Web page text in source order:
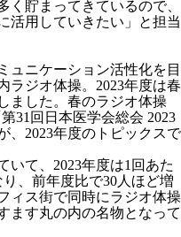
く貯まってきているので、
活用していきたい」と担当
ュニケーション活性化を目
ラジオ体操。2023年度は春
ました。春のラジオ体操
31回日本医学会総会 2023
、2023年度のトピックスで
いて、2023年度は1回あた
、前年度比で30人ほど増
ィス街で同時にラジオ体操
ます丸の内の名物となって